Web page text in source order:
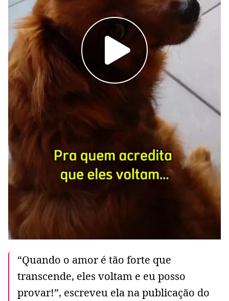
“Quando o amor é tão forte que
transcende, eles voltam e eu posso
provar!”, escreveu ela na publicação do